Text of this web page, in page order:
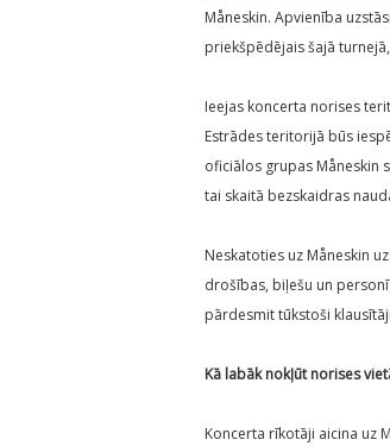
Måneskin. Apvienība
priekšpēdējais šajā
Ieejas koncerta norises
Estrādes teritorijā būs
oficiālos grupas Måneskin
tai skaitā bezskaidras
Neskatoties uz Måneskin
drošības, biļešu un
pārdesmit tūkstoši
Kā labāk nokļūt norises
Koncerta rīkotāji aicina uz